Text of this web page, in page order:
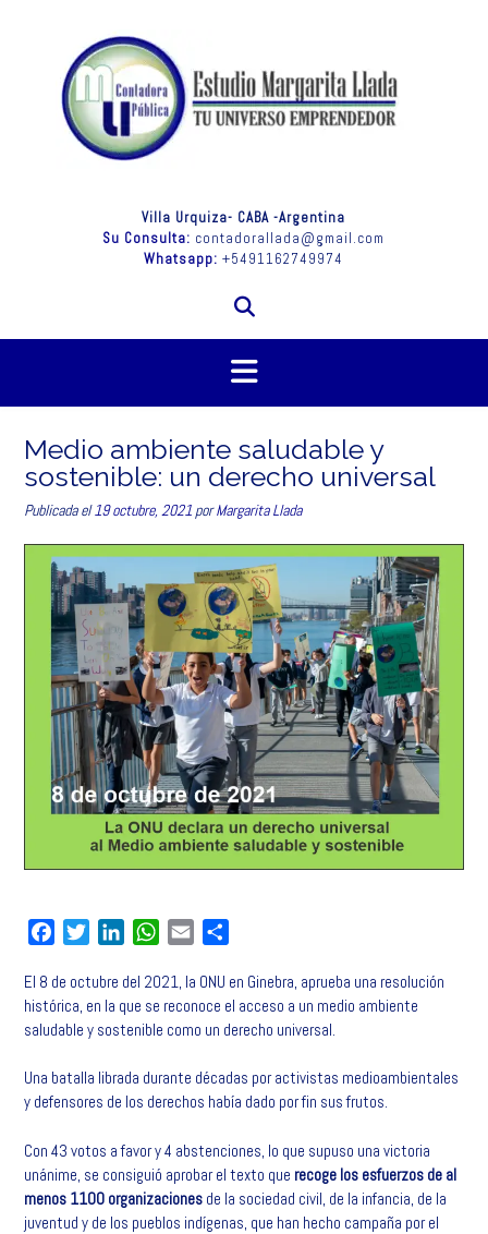
Villa Urquiza- CABA -Argentina
Su Consulta: contadorallada@gmail.com
Whatsapp: +5491162749974
Medio ambiente saludable y
sostenible: un derecho universal
Publicada el 19 octubre, 2021 porMargarita Llada
c
e
b
o
k
i
t
t
r
n
k
e
I
n
W
a
t
s
p
p
a
i
l
m
p
a
t
i
r
El 8 de octubre del 2021, la ONU en Ginebra, aprueba una resolución
histórica, en la que se reconoce el acceso a un medio ambiente
saludable y sostenible como un derecho universal.
Una batalla librada durante décadas por activistas medioambientales
y defensores de los derechos había dado por fin sus frutos.
Con 43 votos a favor y 4 abstenciones, lo que supuso una victoria
unánime, se consiguió aprobar el texto que recoge los esfuerzos de al
menos 1100 organizaciones de la sociedad civil, de la infancia, de la
juventud y de los pueblos indígenas, que han hecho campaña por el